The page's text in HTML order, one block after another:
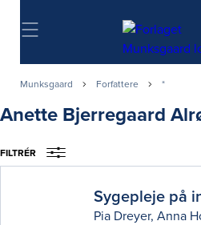
Søg
Munksgaard Forfattere *
Anette Bjerregaard
FILTRÉR
Sygepleje på
Pia Dreyer, Anna